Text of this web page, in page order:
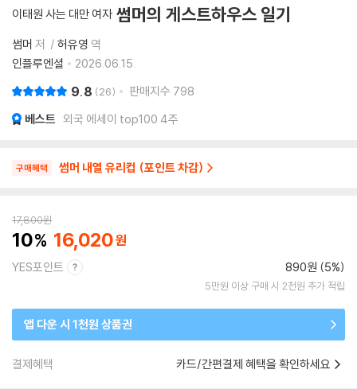
이태원 사는 대만 여자 썸머의 게스트하우스 일기
썸머 저 허유영 역
인플루엔셜
2026.06.15.
9.8 26 판매지수 798
베스트 외국 에세이 top100 4주
구매혜택 썸머 내열 유리컵 (포인트 차감)
17,800원
10 16,020
YES포인트 890원 (5%)
5만원 이상 구매 시 2천원 추가 적립
앱 다운 시 1천원 상품권
결제혜택 카드/간편결제 혜택을 확인하세요